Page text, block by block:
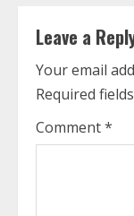
u
e
R
Leave a
Your email
Required
Comment*